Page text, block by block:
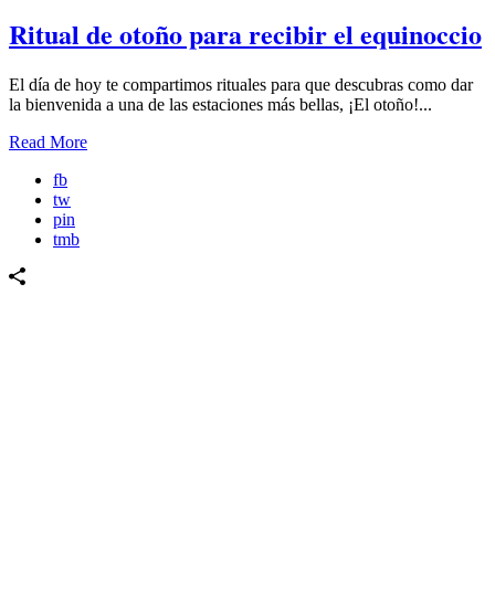
Ritual de otoño para recibir el equinoccio
El día de hoy te compartimos rituales para que descubras como dar
la bienvenida a una de las estaciones más bellas, ¡El otoño!...
Read More
fb
tw
pin
tmb